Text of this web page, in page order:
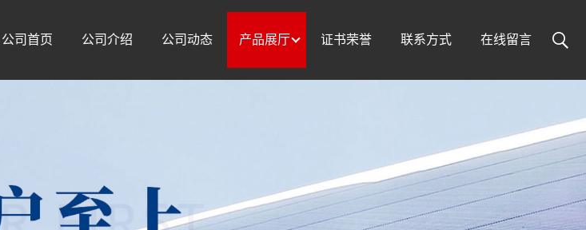
公司首页 公司介绍 公司动态 产品展厅 证书荣誉 联系方式 在线留言